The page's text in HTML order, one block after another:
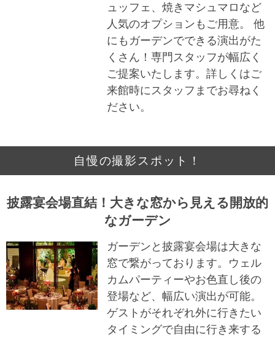
ュッフェ、焼きマシュマロなど
人気のオプションもご用意。 他
にもガーデンでできる演出がた
くさん！専門スタッフが幅広く
ご提案いたします。詳しくはご
来館時にスタッフまでお尋ねく
ださい。
自慢の撮影スポット！
披露宴会場直結！大きな窓から見える開放的
なガーデン
ガーデンと披露宴会場は大きな
窓で繋がっております。ウェル
カムパーティーやお色直し後の
登場など、幅広い演出が可能。
ゲストがそれぞれ外に行きたい
タイミングで自由に行き来する